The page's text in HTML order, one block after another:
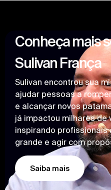
Conheça mais
Sulivan França
Sulivan encontrou sua
ajudar pessoas a
e alcançar novos
já impactou milhares de
inspirando profissionais
grande e agir com
Saiba mais